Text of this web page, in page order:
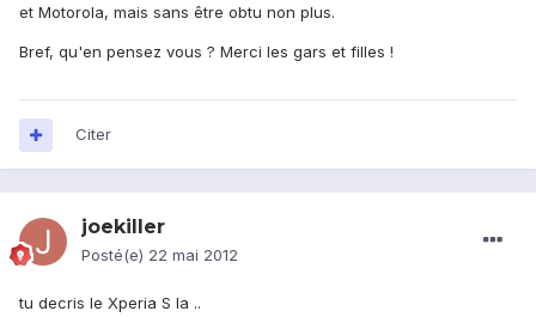
et Motorola, mais sans être obtu non plus.
Bref, qu'en pensez vous ? Merci les gars et filles !
Citer
joekiller
Posté(e) 22 mai 2012
tu decris le Xperia S la ..